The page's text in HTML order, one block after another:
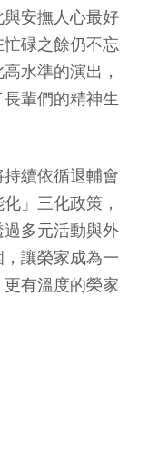
安撫人心最好
碌之餘仍不忘
水準的演出，
輩們的精神生
續依循退輔會
」三化政策，
多元活動與外
讓榮家成為一
有溫度的榮家